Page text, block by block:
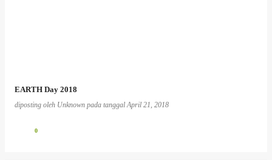
EARTH Day 2018
diposting oleh Unknown pada tanggalApril 21, 2018
0